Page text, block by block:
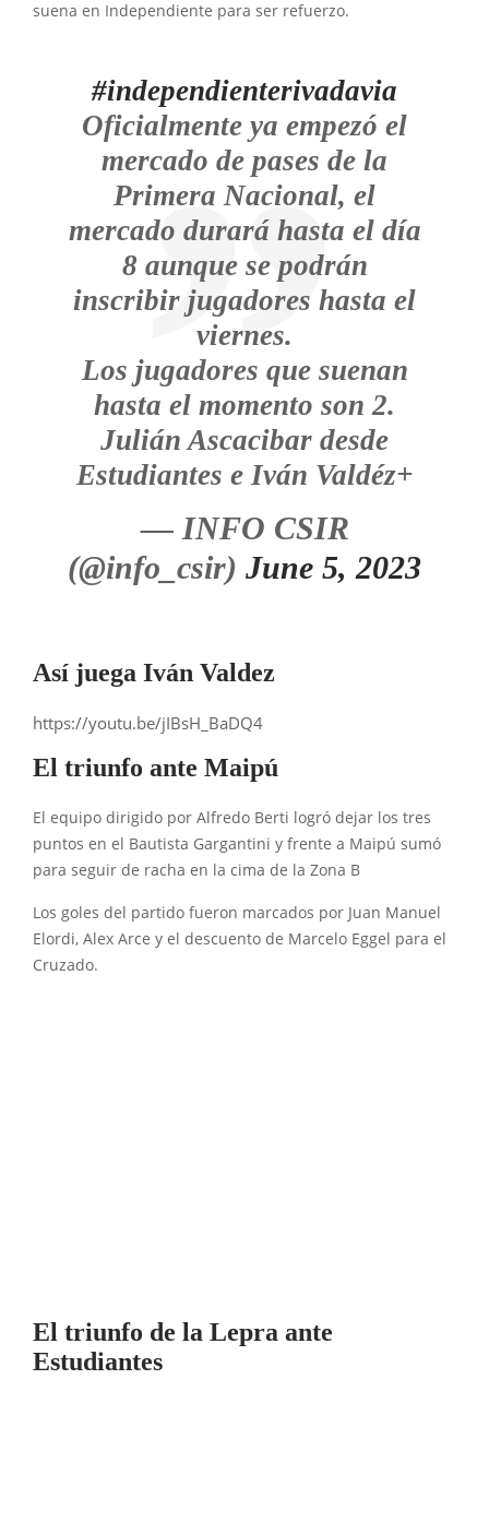
suena en Independiente para ser refuerzo.
#independienterivadavia
Oficialmente ya empezó el
mercado de pases de la
Primera Nacional, el
mercado durará hasta el día
8 aunque se podrán
inscribir jugadores hasta el
viernes.
Los jugadores que suenan
hasta el momento son 2.
Julián Ascacibar desde
Estudiantes e Iván Valdéz+
— INFO CSIR
(@info_csir) June 5, 2023
Así juega Iván Valdez
https://youtu.be/jIBsH_BaDQ4
El triunfo ante Maipú
El equipo dirigido por Alfredo Berti logró dejar los tres
puntos en el Bautista Gargantini y frente a Maipú sumó
para seguir de racha en la cima de la Zona B
Los goles del partido fueron marcados por Juan Manuel
Elordi, Alex Arce y el descuento de Marcelo Eggel para el
Cruzado.
El triunfo de la Lepra ante
Estudiantes